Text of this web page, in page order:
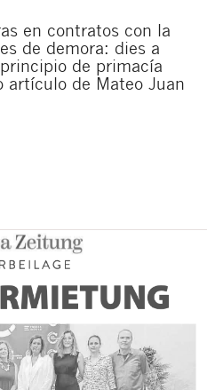
en contratos con la
de demora: dies a
de primacía
artículo de Mateo Juan